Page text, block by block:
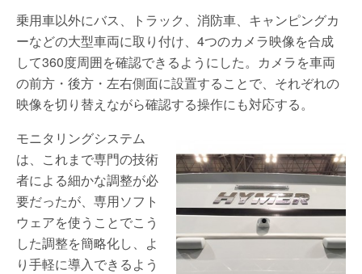
乗用車以外にバス、トラック、消防車、キャンピングカ
ーなどの大型車両に取り付け、4つのカメラ映像を合成
して360度周囲を確認できるようにした。カメラを車両
の前方・後方・左右側面に設置することで、それぞれの
映像を切り替えながら確認する操作にも対応する。
モニタリングシステム
は、これまで専門の技術
者による細かな調整が必
要だったが、専用ソフト
ウェアを使うことでこう
した調整を簡略化し、よ
り手軽に導入できるよう